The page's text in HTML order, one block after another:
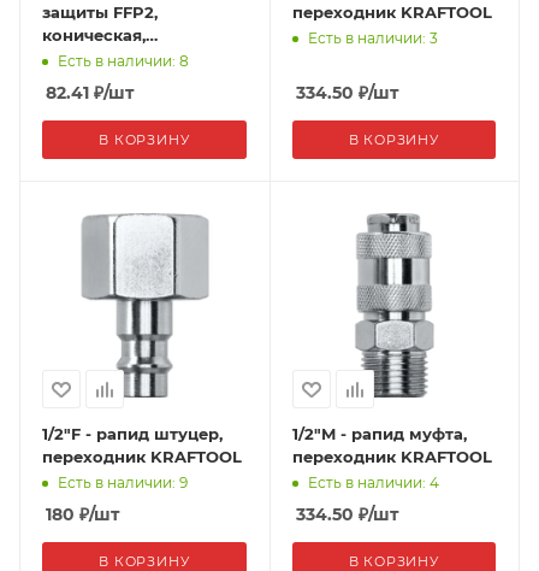
защиты FFP2,
коническая,
фильтрующая
полумаска с клапаном
выдоха
Есть в наличии: 8
82.41 ₽/шт
В КОРЗИНУ
переходник KRAFTOOL
Есть в наличии: 3
334.50 ₽/шт
В КОРЗИНУ
1/2"F - рапид штуцер,
переходник KRAFTOOL
Есть в наличии: 9
180 ₽/шт
В КОРЗИНУ
1/2"M - рапид муфта,
переходник KRAFTOOL
Есть в наличии: 4
334.50 ₽/шт
В КОРЗИНУ